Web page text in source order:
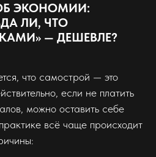
ЭКОНОМИИ:
ЛИ, ЧТО
— ДЕШЕВЛЕ?
что самострой — это
если не платить
можно оставить себе
всё чаще происходит